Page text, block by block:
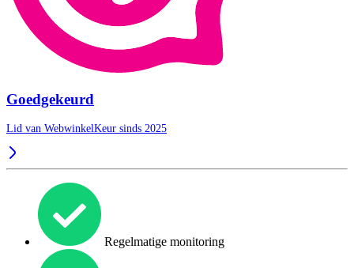
Goedgekeurd
Lid van WebwinkelKeur sinds 2025
Regelmatige monitoring